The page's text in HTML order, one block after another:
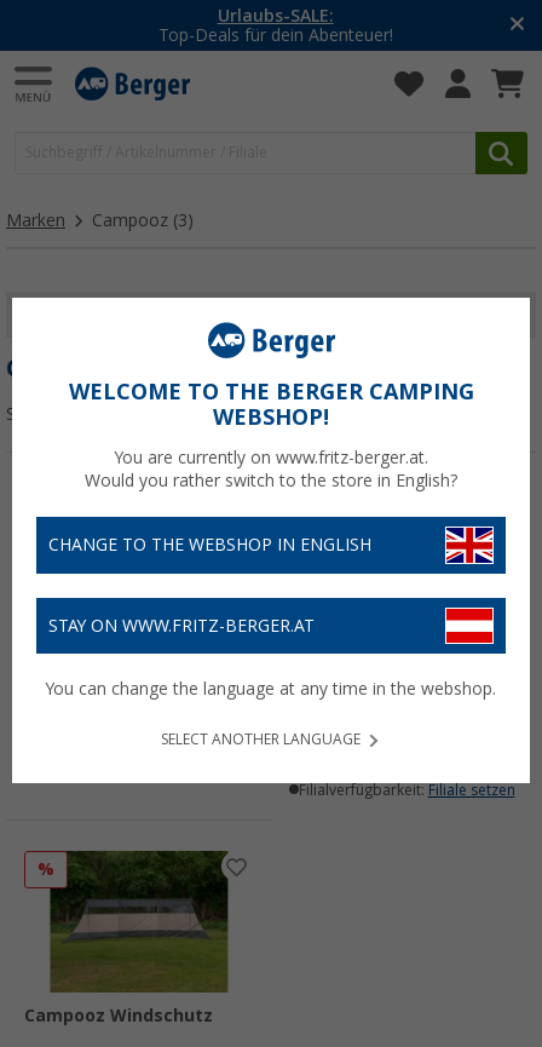
Urlaubs-SALE:
Top-Deals für dein Abenteuer!
Marken Campooz (3)
CAMPOOZ
Sortieren:
17,99 €
100 x 140 cm
Filialverfügbarkeit: Filiale setzen
%
Campooz Windschutz
WELCOME TO THE BERGER CAMPING
WEBSHOP!
You are currently on www.fritz-berger.at.
Would you rather switch to the store in English?
CHANGE TO THE WEBSHOP IN ENGLISH
STAY ON WWW.FRITZ-BERGER.AT
You can change the language at any time in the webshop.
SELECT ANOTHER LANGUAGE